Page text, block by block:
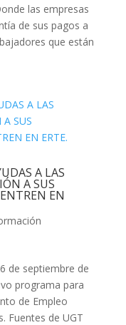
las empresas
de sus pagos a
que están
A LAS
A SUS
EN
de septiembre de
programa para
de Empleo
Fuentes de UGT